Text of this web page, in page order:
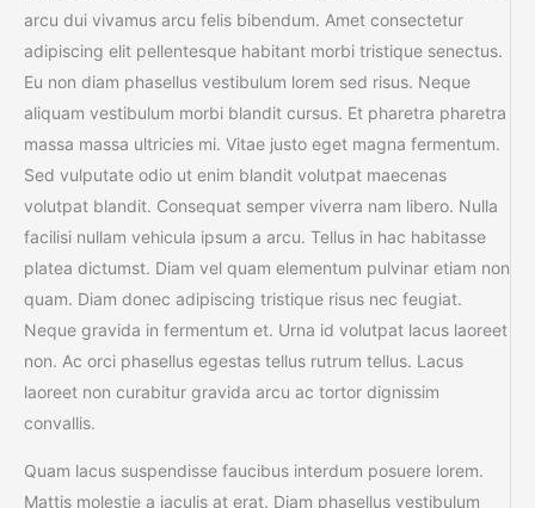
arcu dui vivamus arcu felis bibendum. Amet consectetur
adipiscing elit pellentesque habitant morbi tristique senectus.
Eu non diam phasellus vestibulum lorem sed risus. Neque
aliquam vestibulum morbi blandit cursus. Et pharetra pharetra
massa massa ultricies mi. Vitae justo eget magna fermentum.
Sed vulputate odio ut enim blandit volutpat maecenas
volutpat blandit. Consequat semper viverra nam libero. Nulla
facilisi nullam vehicula ipsum a arcu. Tellus in hac habitasse
platea dictumst. Diam vel quam elementum pulvinar etiam non
quam. Diam donec adipiscing tristique risus nec feugiat.
Neque gravida in fermentum et. Urna id volutpat lacus laoreet
non. Ac orci phasellus egestas tellus rutrum tellus. Lacus
laoreet non curabitur gravida arcu ac tortor dignissim
convallis.
Quam lacus suspendisse faucibus interdum posuere lorem.
Mattis molestie a iaculis at erat. Diam phasellus vestibulum